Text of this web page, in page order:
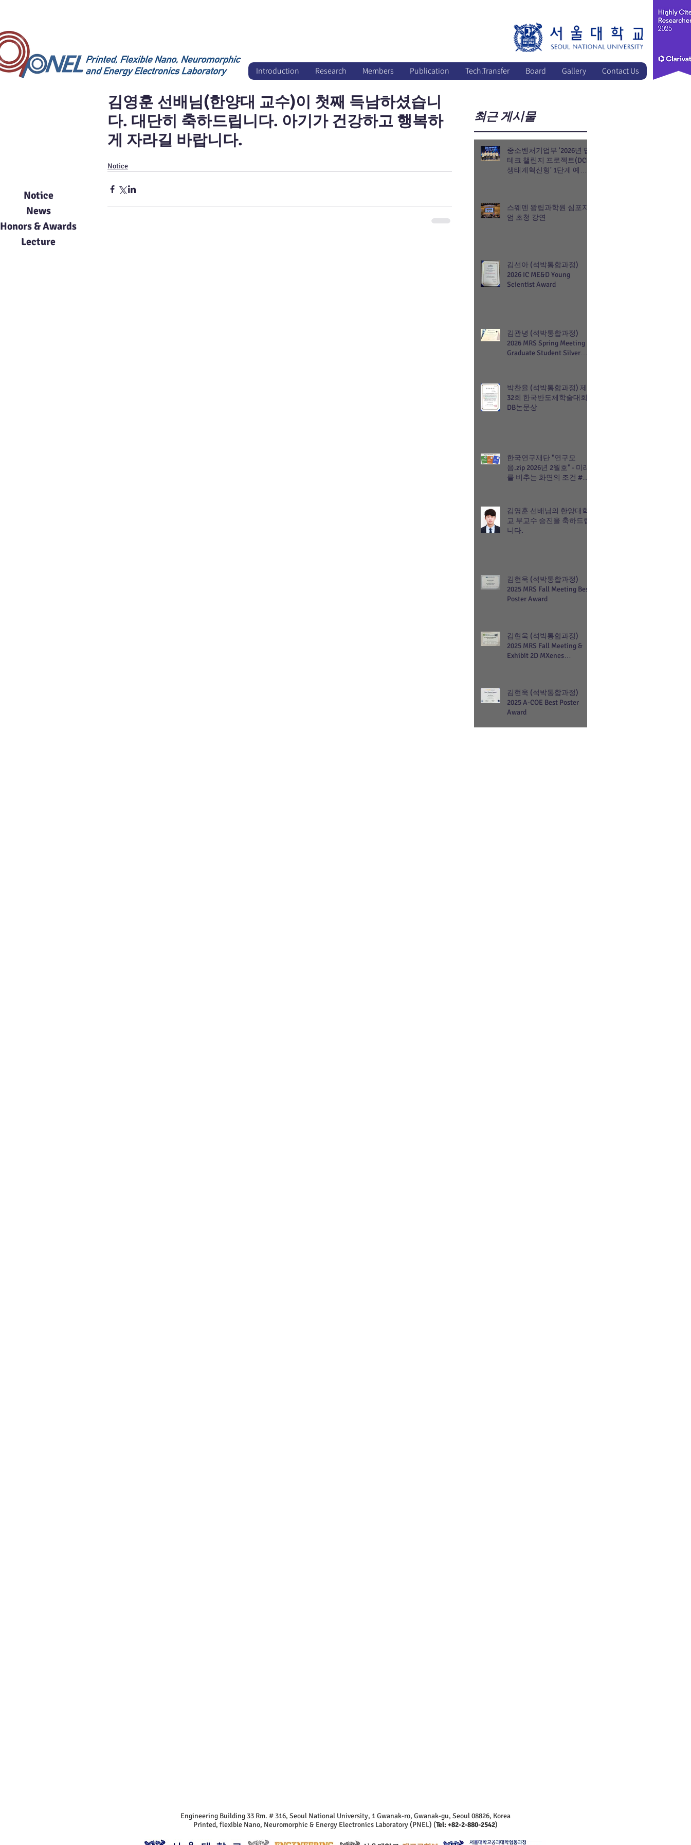
Introduction Research Members Publication Tech.Transfer Board Gallery Contact Us
Notice
News
Honors & Awards
Lecture
김영훈 선배님(한양대 교수)이 첫째 득남하셨습니
다. 대단히 축하드립니다. 아기가 건강하고 행복하
게 자라길 바랍니다.
Notice
최근 게시물
중소벤처기업부 '2026년 딥
테크 챌린지 프로젝트(DCP)
생태계혁신형' 1단계 예비
스웨덴 왕립과학원 심포지
엄 초청 강연
김선아 (석박통합과정)
2026 IC ME&D Young
Scientist Award
김관녕 (석박통합과정)
2026 MRS Spring Meeting
Graduate Student Silver
박찬율 (석박통합과정) 제
32회 한국반도체학술대회
DB논문상
한국연구재단 "연구모
음.zip 2026년 2월호" - 미래
를 비추는 화면의 조건 #차
김영훈 선배님의 한양대학
교 부교수 승진을 축하드립
니다.
김현욱 (석박통합과정)
2025 MRS Fall Meeting Best
Poster Award
김현욱 (석박통합과정)
2025 MRS Fall Meeting &
Exhibit 2D MXenes
김현욱 (석박통합과정)
2025 A-COE Best Poster
Award
Engineering Building 33 Rm. # 316, Seoul National University, 1 Gwanak-ro, Gwanak-gu, Seoul 08826, Korea
Printed, flexible Nano, Neuromorphic & Energy Electronics Laboratory (PNEL) (Tel: +82-2-880-2542)